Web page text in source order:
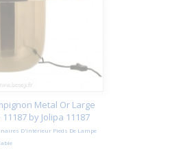
Metal Or Large
11187 by Jolipa 11187
D'intérieur Pieds De Lampe